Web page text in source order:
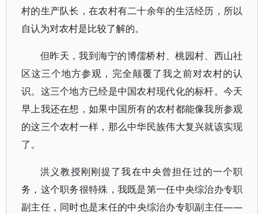
村的生产队长，在农村有二十余年的生活经历，所以
自认为对农村是比较了解的。
但昨天，我到海宁的博儒桥村、桃园村、西山社
区这三个地方参观，完全颠覆了我之前对农村的认
识。这三个地方已经是中国农村现代化的标杆。今天
早上我还在想，如果中国所有的农村都能像我所参观
的这三个农村一样，那么中华民族伟大复兴就该实现
了。
洪义教授刚刚提了我在中央曾担任过的一个职
务，这个职务很特殊，我既是第一任中央综治办专职
副主任，同时也是末任的中央综治办专职副主任——